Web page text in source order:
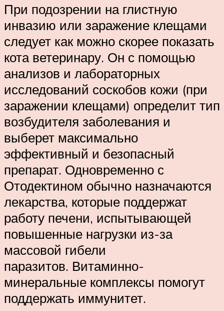
При подозрении на глистную
инвазию или заражение клещами
следует как можно скорее показать
кота ветеринару. Он с помощью
анализов и лабораторных
исследований соскобов кожи (при
заражении клещами) определит тип
возбудителя заболевания и
выберет максимально
эффективный и безопасный
препарат. Одновременно с
Отодектином обычно назначаются
лекарства, которые поддержат
работу печени, испытывающей
повышенные нагрузки из-за
массовой гибели
паразитов. Витаминно-
минеральные комплексы помогут
поддержать иммунитет.